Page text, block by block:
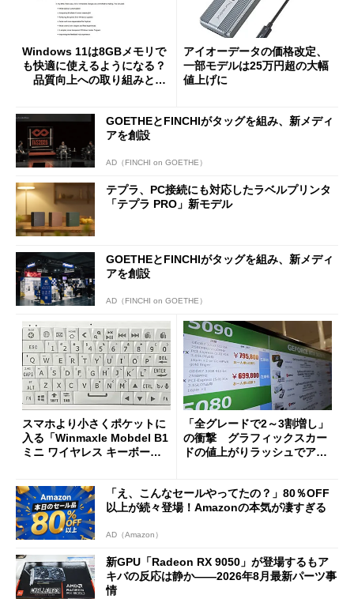
Windows 11は8GBメモリで
も快適に使えるようになる？
品質向上への取り組みと
アイオーデータの価格改定、
一部モデルは25万円超の大幅
値上げに
GOETHEとFINCHIがタッグを組み、新メディ
アを創設
AD（FINCHI on GOETHE）
テプラ、PC接続にも対応したラベルプリンタ
「テプラ PRO」新モデル
GOETHEとFINCHIがタッグを組み、新メディ
アを創設
AD（FINCHI on GOETHE）
スマホより小さくポケットに
入る「Winmaxle Mobdel B1
ミニ ワイヤレス キーボー
「全グレードで2～3割増し」
の衝撃 グラフィックスカー
ドの値上がりラッシュでアキ
「え、こんなセールやってたの？」80％OFF
以上が続々登場！Amazonの本気が凄すぎる
AD（Amazon）
新GPU「Radeon RX 9050」が登場するもア
キバの反応は静か――2026年8月最新パーツ事
情